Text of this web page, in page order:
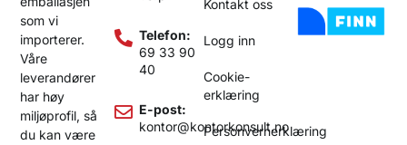
som vi
importerer.
Våre
leverandører
har høy
miljøprofil, så
du kan være
Telefon:
69 33 90
40
E-post:
kontor@kontorkonsult.no
Kontakt oss
Logg inn
Cookie-
erklæring
Personvernerklæring